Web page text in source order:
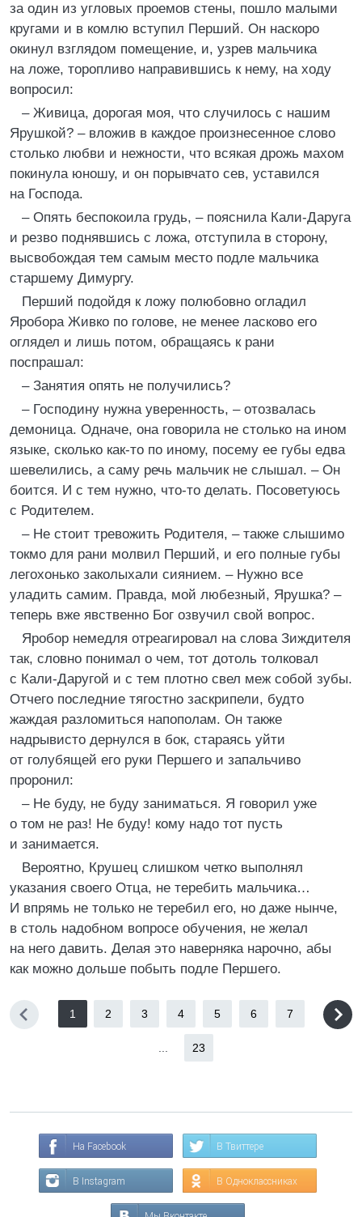
за один из угловых проемов стены, пошло малыми
кругами и в комлю вступил Перший. Он наскоро
окинул взглядом помещение, и, узрев мальчика
на ложе, торопливо направившись к нему, на ходу
вопросил:
– Живица, дорогая моя, что случилось с нашим
Ярушкой? – вложив в каждое произнесенное слово
столько любви и нежности, что всякая дрожь махом
покинула юношу, и он порывчато сев, уставился
на Господа.
– Опять беспокоила грудь, – пояснила Кали-Даруга
и резво поднявшись с ложа, отступила в сторону,
высвобождая тем самым место подле мальчика
старшему Димургу.
Перший подойдя к ложу полюбовно огладил
Яробора Живко по голове, не менее ласково его
оглядел и лишь потом, обращаясь к рани
поспрашал:
– Занятия опять не получились?
– Господину нужна уверенность, – отозвалась
демоница. Одначе, она говорила не столько на ином
языке, сколько как-то по иному, посему ее губы едва
шевелились, а саму речь мальчик не слышал. – Он
боится. И с тем нужно, что-то делать. Посоветуюсь
с Родителем.
– Не стоит тревожить Родителя, – также слышимо
токмо для рани молвил Перший, и его полные губы
легохонько заколыхали сиянием. – Нужно все
уладить самим. Правда, мой любезный, Ярушка? –
теперь вже явственно Бог озвучил свой вопрос.
Яробор немедля отреагировал на слова Зиждителя
так, словно понимал о чем, тот дотоль толковал
с Кали-Даругой и с тем плотно свел меж собой зубы.
Отчего последние тягостно заскрипели, будто
жаждая разломиться напополам. Он также
надрывисто дернулся в бок, стараясь уйти
от голубящей его руки Першего и запальчиво
проронил:
– Не буду, не буду заниматься. Я говорил уже
о том не раз! Не буду! кому надо тот пусть
и занимается.
Вероятно, Крушец слишком четко выполнял
указания своего Отца, не теребить мальчика…
И впрямь не только не теребил его, но даже нынче,
в столь надобном вопросе обучения, не желал
на него давить. Делая это наверняка нарочно, абы
как можно дольше побыть подле Першего.
1 2 3 4 5 6 7
23
На Facebook В Твиттере
В Instagram В Одноклассниках